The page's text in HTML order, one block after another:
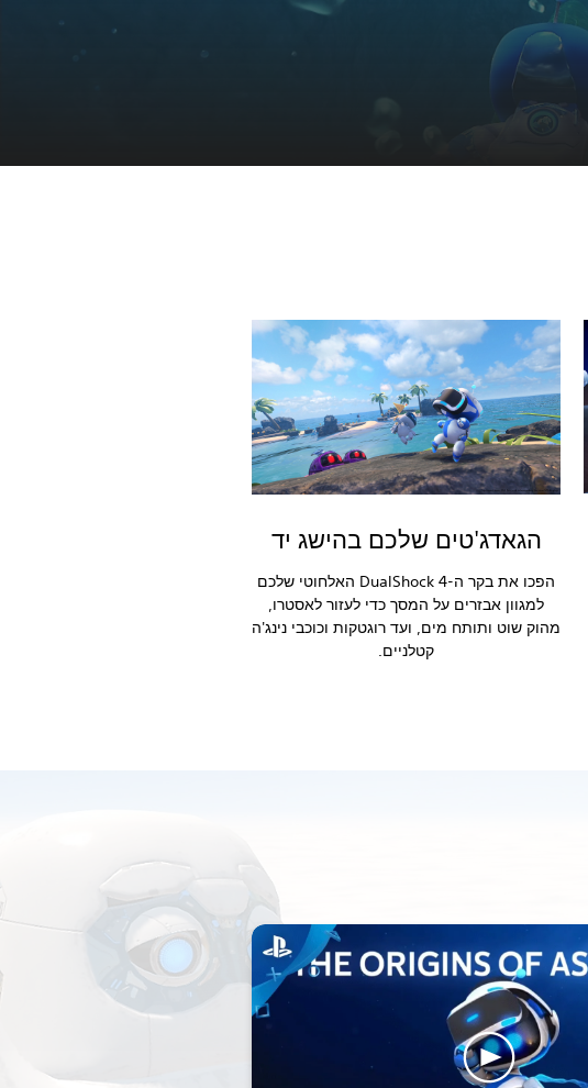
הגאדג'טים שלכם בהישג יד
הפכו את בקר ה-DualShock 4 האלחוטי שלכם
למגוון אבזרים על המסך כדי לעזור לאסטרו,
מהוק שוט ותותח מים, ועד רוגטקות וכוכבי נינג'ה
קטלניים.